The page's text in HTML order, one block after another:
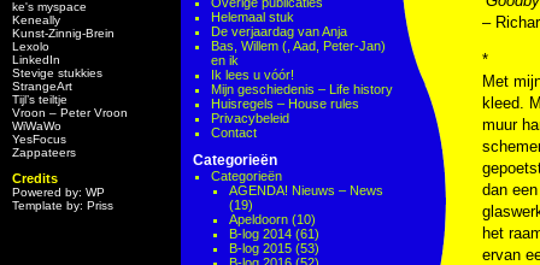
ke's myspace
Keneally
Kunst-Zinnig-Brein
Lexolo
LinkedIn
Stevige stukkies
StrangeArt
Tijl’s teiltje
Vroon – Peter Vroon
WiWaWo
YesFocus
Zappateers
Credits
Powered by: WP
Template by: Priss
Helemaal stuk
De verjaardag van Anja
Bas, Willem (, Aad, Peter-Jan)
en ik
Ik lees u vóór!
Mijn geschiedenis – Life history
Huisregels – House rules
Privacybeleid
Contact
Categorieën
Categorieën
AGENDA! Nieuws – News
(19)
Apeldoorn (10)
B-log 2014 (61)
B-log 2015 (53)
–
*
Met
kleed.
muur
dan
het
ervan